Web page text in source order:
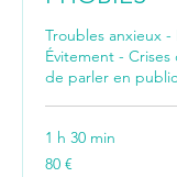
Troubles anxieux
Évitement -
de parler en
1 h 30 min
80
euros
80 €